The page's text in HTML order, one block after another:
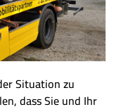
Situation zu
dass Sie und Ihr